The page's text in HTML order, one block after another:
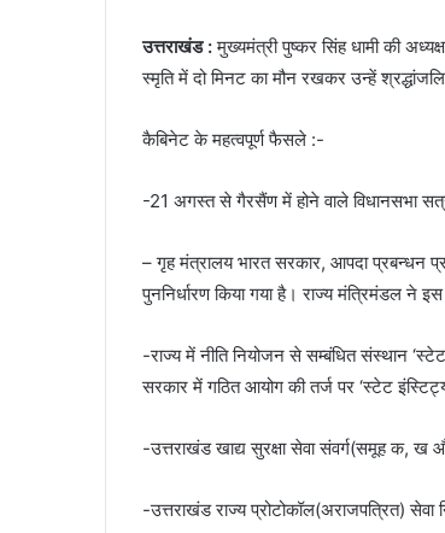
उत्तराखंड :मुख्यमंत्री पुष्कर सिंह धामी की
स्मृति में दो मिनट का मौन रखकर उन्हें
कैबिनेट के महत्वपूर्ण फैसले :-
-21 अगस्त से गैरसैंण में होने वाले विधानसभा
– गृह मंत्रालय भारत सरकार, आपदा प्रबन्धन
पुननिर्धारण किया गया है। राज्य मंत्रिमंडल ने
-राज्य में नीति नियोजन से सम्बंधित संस्थान
सरकार में गठित आयोग की तर्ज पर ‘स्टेट
-उत्तराखंड खाद्य सुरक्षा सेवा संवर्ग(समूह क, ख
-उत्तराखंड राज्य प्रोटोकॉल(अराजपत्रित)